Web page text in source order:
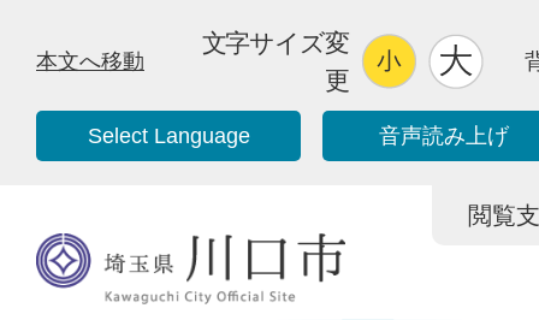
本文へ移動
文字サイズ変
更
Select Language 音声読み上げ
閲覧